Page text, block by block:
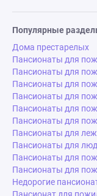
Популярные
Дома престарелых
Пансионаты для
Пансионаты для
Пансионаты для
Пансионаты для
Пансионаты для
Пансионаты для
Пансионаты для
Пансионаты для
Пансионаты для
Пансионаты для
Недорогие